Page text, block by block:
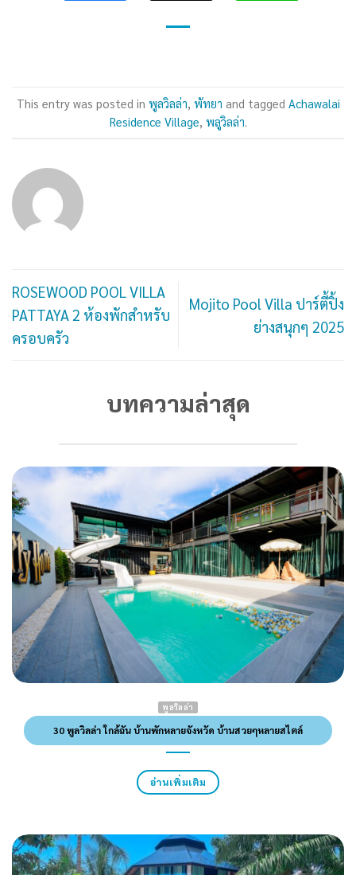
This entry was posted in พูลวิลล่า, พัทยา and tagged Achawalai
Residence Village, พลูวิลล่า.
ROSEWOOD POOL VILLA
PATTAYA 2 ห้องพักสำหรับ
ครอบครัว
Mojito Pool Villa ปาร์ตี้ปิ้ง
ย่างสนุกๆ 2025
บทความล่าสุด
พูลวิลล่า
30 พูลวิลล่า ใกล้ฉัน บ้านพักหลายจังหวัด บ้านสวยๆหลายสไตล์
อ่านเพิ่มเติม